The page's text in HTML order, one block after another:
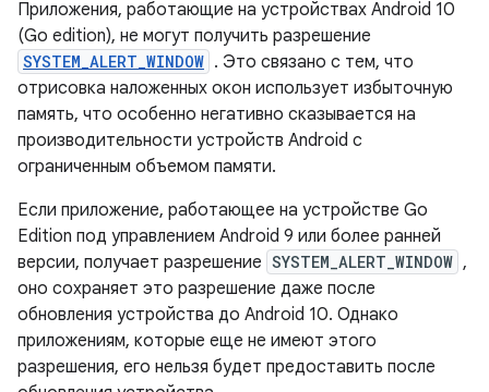
Приложения, работающие на устройствах Android 10
(Go edition), не могут получить разрешение
SYSTEM_ALERT_WINDOW . Это связано с тем, что
отрисовка наложенных окон использует избыточную
память, что особенно негативно сказывается на
производительности устройств Android с
ограниченным объемом памяти.
Если приложение, работающее на устройстве Go
Edition под управлением Android 9 или более ранней
версии, получает разрешение SYSTEM_ALERT_WINDOW ,
оно сохраняет это разрешение даже после
обновления устройства до Android 10. Однако
приложениям, которые еще не имеют этого
разрешения, его нельзя будет предоставить после